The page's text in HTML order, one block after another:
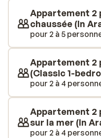
rafraîchissante ou un
chambres spacieuses
ainsi que d’un balcon
idéal pour se détendre,
ville. Si vous optez pour
plus d’une petite
Appartement 2
chaussée (In
pour 2 à 5
Appartement 2
(Classic 1-
pour 2 à 4
Appartement 2
sur la mer (In
pour 2 à 4